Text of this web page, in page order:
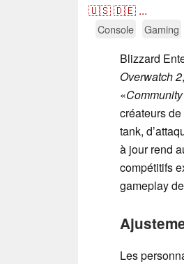
🇺🇸🇩🇪 ...
Console Gaming
Blizzard
Overwatch 2
«
créateurs
tank,
à jour rend
compétitifs
gameplay
Les